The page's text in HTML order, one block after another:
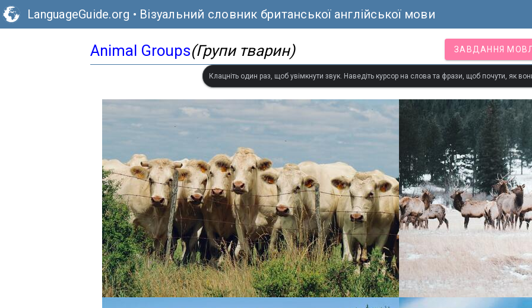
LanguageGuide.org • Візуальний словник британської англійської мови
Animal Groups(Групи тварин) ЗАВДАННЯ
Клацніть один раз, щоб увімкнути звук. Наведіть курсор на слова та фрази, щоб почути, як